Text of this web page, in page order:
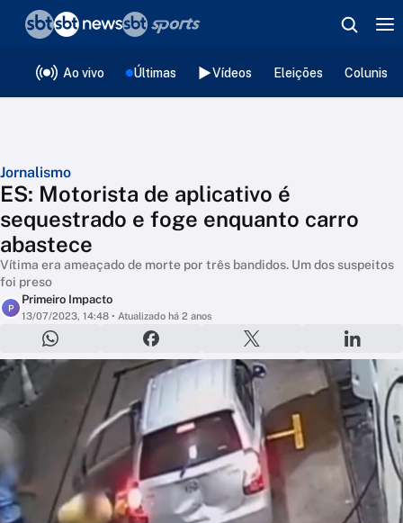
Ao vivo Últimas Vídeos Eleições
Jornalismo
ES: Motorista de aplicativo é
sequestrado e foge enquanto carro
abastece
Vítima era ameaçado de morte por três bandidos. Um dos suspeitos
foi preso
P
Primeiro Impacto
13/07/2023, 14:48 • Atualizado há 2 anos
❮voltar
Editorias